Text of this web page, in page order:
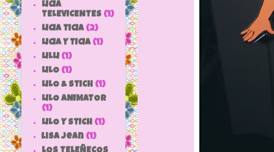
LICIA
TELEVICENTES (1)
LICIA TICIA (2)
LICIA Y TICIA (1)
LILLI (1)
LILO (1)
LILO & STICH (1)
LILO ANIMATOR
(1)
LILO Y STICH (1)
lisa jean (1)